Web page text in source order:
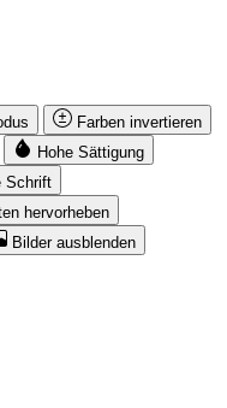
Farben invertieren
Hohe Sättigung
Schrift
hervorheben
Bilder ausblenden